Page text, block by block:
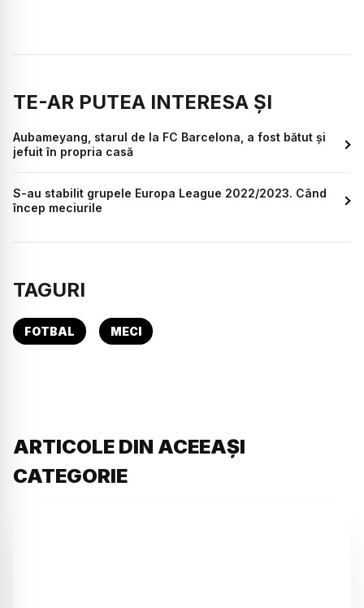
TE-AR PUTEA INTERESA ȘI
Aubameyang, starul de la FC Barcelona, a fost bătut și
jefuit în propria casă
S-au stabilit grupele Europa League 2022/2023. Când
încep meciurile
TAGURI
FOTBAL MECI
ARTICOLE DIN ACEEAȘI
CATEGORIE